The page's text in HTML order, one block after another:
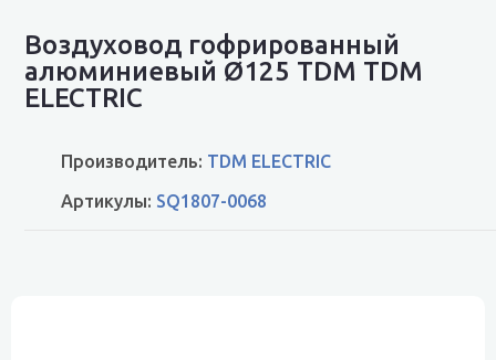
Воздуховод гофрированный
алюминиевый Ø125 TDM TDM
ELECTRIC
Производитель: TDM ELECTRIC
Артикулы: SQ1807-0068